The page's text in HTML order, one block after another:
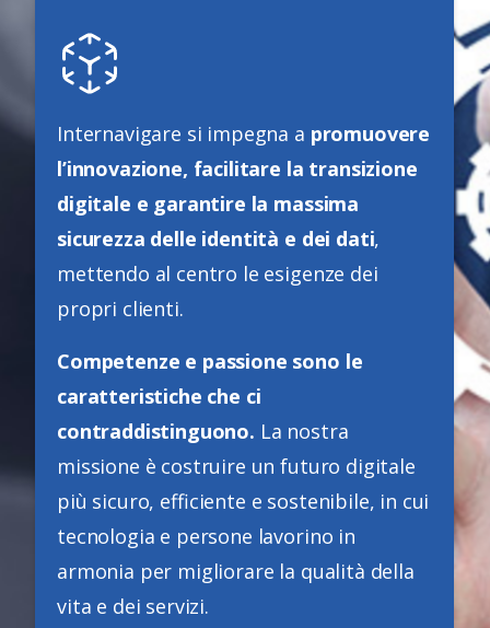
Internavigare si impegna a promuovere
l’innovazione, facilitare la transizione
digitale e garantire la massima
sicurezza delle identità e dei dati,
mettendo al centro le esigenze dei
propri clienti.
Competenze e passione sono le
caratteristiche che ci
contraddistinguono. La nostra
missione è costruire un futuro digitale
più sicuro, efficiente e sostenibile, in cui
tecnologia e persone lavorino in
armonia per migliorare la qualità della
vita e dei servizi.